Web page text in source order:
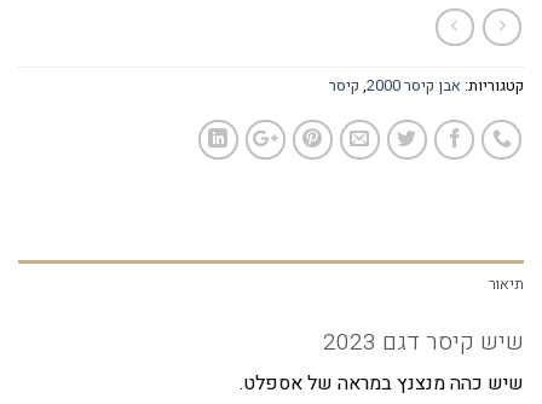
קטגוריות: אבן קיסר 2000 , קיסר
תיאור
שיש קיסר דגם 2023
שיש כהה מנצנץ במראה של אספלט.